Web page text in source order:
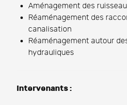
Aménagement des
Réaménagement des
canalisation
Réaménagement autour
hydrauliques
Intervenants :